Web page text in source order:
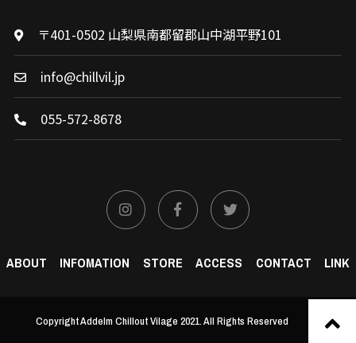
〒401-0502 山梨県南都留郡山中湖平野101
info@chillvil.jp
055-572-8678
ABOUT INFOMATION STORE ACCESS CONTACT LINK
Copyright Addelm Chillout Vilage 2021. All Rights Reserved